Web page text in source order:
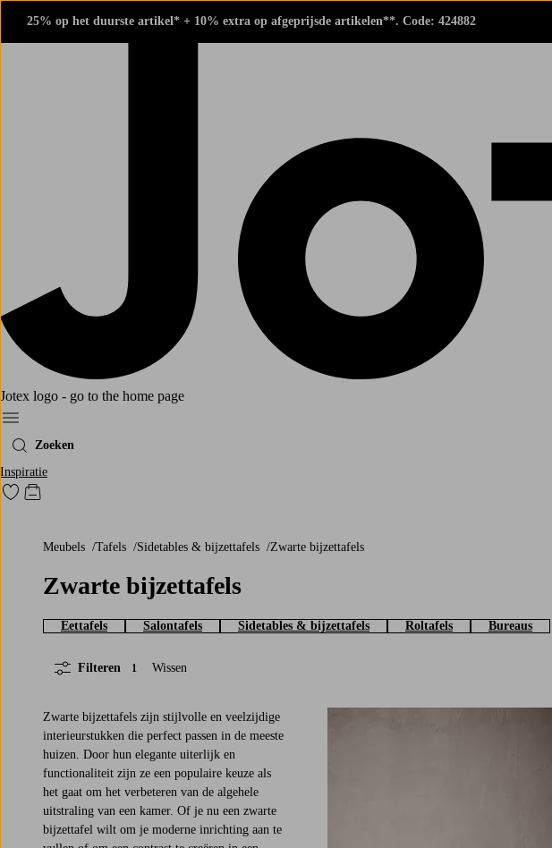
25% op het duurste artikel* + 10% extra op afgeprijsde artikelen**. Code: 424882
Jotex logo - go to the home page
Menu
Zoeken
Inspiratie
Ga naar favoriet gemarkeerde producten
Go to checkout
Meubels Tafels Sidetables & bijzettafels Zwarte bijzettafels
Zwarte bijzettafels
Eettafels Salontafels Sidetables & bijzettafels Roltafels Bureaus
Filteren 1 Wissen
Zwarte bijzettafels zijn stijlvolle en veelzijdige
interieurstukken die perfect passen in de meeste
huizen. Door hun elegante uiterlijk en
functionaliteit zijn ze een populaire keuze als
het gaat om het verbeteren van de algehele
uitstraling van een kamer. Of je nu een zwarte
bijzettafel wilt om je moderne inrichting aan te